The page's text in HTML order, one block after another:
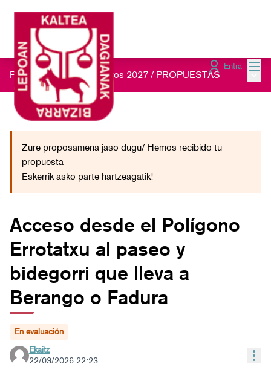
Entra
Presupuestos Participativos 2027 / PROPUESTAS
Zure proposamena jaso dugu/ Hemos recibido tu
propuesta
Eskerrik asko parte hartzeagatik!
Acceso desde el Polígono
Errotatxu al paseo y
bidegorri que lleva a
Berango o Fadura
En evaluación
Ekaitz
22/03/2026 22:23